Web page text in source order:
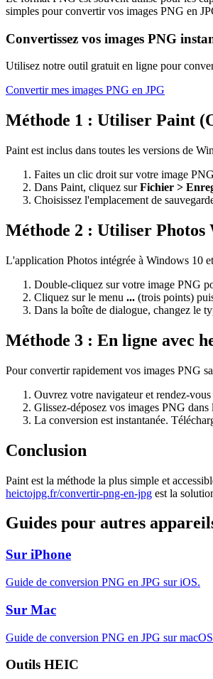
simples pour convertir vos images PNG en
Convertissez vos images PNG
Utilisez notre outil gratuit en ligne pour
Convertir mes images PNG en JPG
Méthode 1 : Utiliser Paint
Paint est inclus dans toutes les versions de
Faites un clic droit sur votre image
Dans Paint, cliquez sur Fichier >
Choisissez l'emplacement de
Méthode 2 : Utiliser Photos
L'application Photos intégrée à Windows 10
Double-cliquez sur votre image PNG
Cliquez sur le menu ... (trois points)
Dans la boîte de dialogue, changez le
Méthode 3 : En ligne avec
Pour convertir rapidement vos images PNG
Ouvrez votre navigateur et rendez-vous
Glissez-déposez vos images PNG
La conversion est instantanée.
Conclusion
Paint est la méthode la plus simple et
heictojpg.fr/convertir-png-en-jpg est la
Guides pour autres
Sur iPhone
Guide de conversion PNG en JPG sur iOS.
Sur Mac
Guide de conversion PNG en JPG sur
Outils HEIC